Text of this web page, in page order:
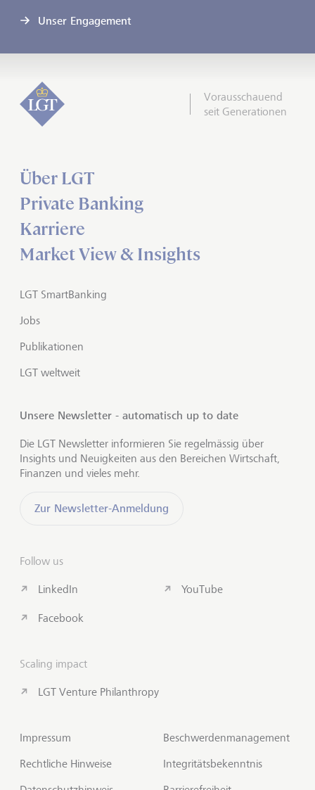
Unser Engagement
Vorausschauend
seit Generationen
Über LGT
Private Banking
Karriere
Market View & Insights
LGT SmartBanking
Jobs
Publikationen
LGT weltweit
Unsere Newsletter - automatisch up to date
Die LGT Newsletter informieren Sie regelmässig über
Insights und Neuigkeiten aus den Bereichen Wirtschaft,
Finanzen und vieles mehr.
Zur Newsletter-Anmeldung
Follow us
LinkedIn
Facebook
YouTube
Scaling impact
LGT Venture Philanthropy
Impressum
Rechtliche Hinweise
Beschwerdenmanagement
Integritätsbekenntnis